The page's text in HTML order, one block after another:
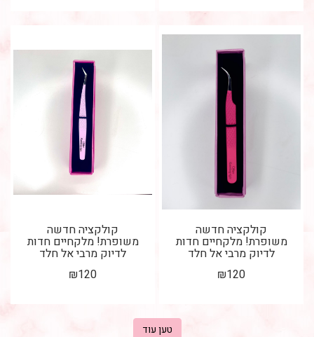
קולקציה חדשה
משופרת! מלקחיים חדות
לדיוק מרבי אל חלד
לשזירת...
₪120
קולקציה חדשה
משופרת! מלקחיים חדות
לדיוק מרבי אל חלד
לשזירת...
₪120
טען עוד